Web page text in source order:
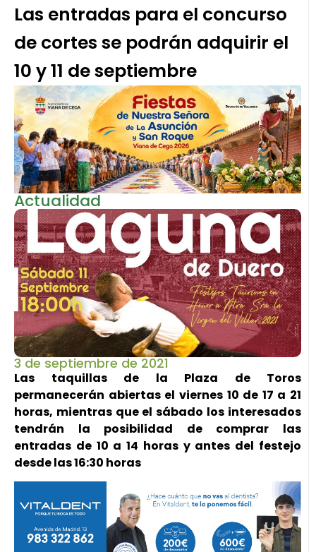
Las entradas para el concurso
de cortes se podrán adquirir el
10 y 11 de septiembre
Actualidad
3 de septiembre de 2021
Las taquillas de la Plaza de Toros
permanecerán abiertas el viernes 10 de 17 a 21
horas, mientras que el sábado los interesados
tendrán la posibilidad de comprar las
entradas de 10 a 14 horas y antes del festejo
desde las 16:30 horas